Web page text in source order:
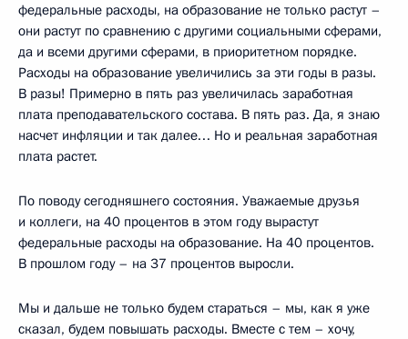
федеральные расходы, на образование не только растут –
они растут по сравнению с другими социальными сферами,
да и всеми другими сферами, в приоритетном порядке.
Расходы на образование увеличились за эти годы в разы.
В разы! Примерно в пять раз увеличилась заработная
плата преподавательского состава. В пять раз. Да, я знаю
насчет инфляции и так далее… Но и реальная заработная
плата растет.
По поводу сегодняшнего состояния. Уважаемые друзья
и коллеги, на 40 процентов в этом году вырастут
федеральные расходы на образование. На 40 процентов.
В прошлом году – на 37 процентов выросли.
Мы и дальше не только будем стараться – мы, как я уже
сказал, будем повышать расходы. Вместе с тем – хочу,